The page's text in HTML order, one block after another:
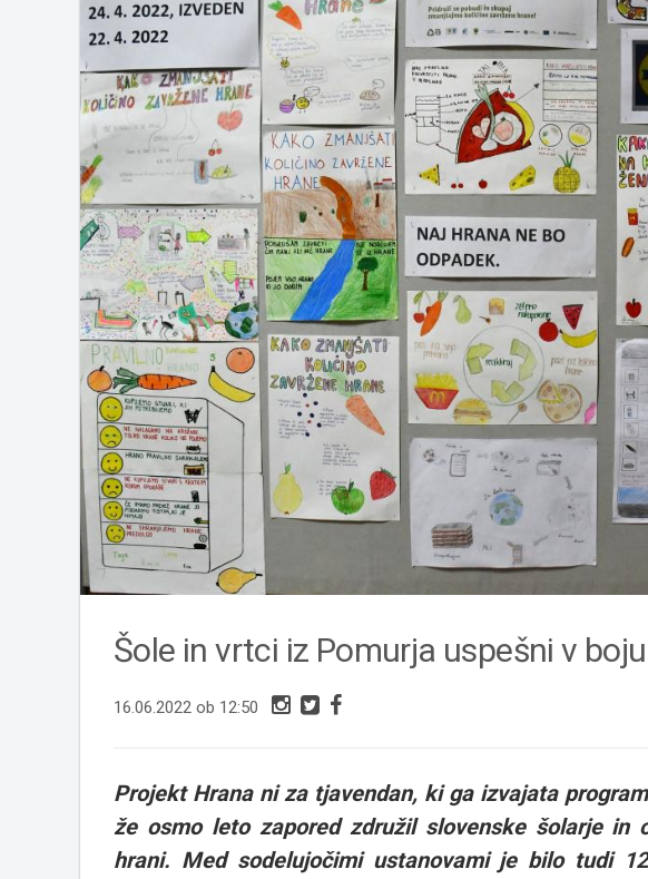
Šole in vrtci iz Pomurja uspešni v
16.06.2022 ob 12:50
Projekt Hrana ni za tjavendan, ki ga izvajata
že osmo leto zapored združil slovenske šolarje in
hrani. Med sodelujočimi ustanovami je bilo tudi